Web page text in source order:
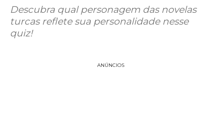
Descubra qual personagem das novelas
turcas reflete sua personalidade nesse
quiz!
ANÚNCIOS